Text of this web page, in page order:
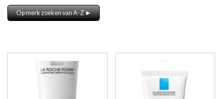
Op merk zoeken van A-Z ►